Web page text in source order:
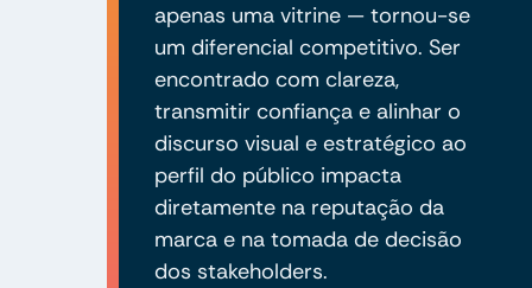
apenas uma vitrine — tornou-se
um diferencial competitivo. Ser
encontrado com clareza,
transmitir confiança e alinhar o
discurso visual e estratégico ao
perfil do público impacta
diretamente na reputação da
marca e na tomada de decisão
dos stakeholders.